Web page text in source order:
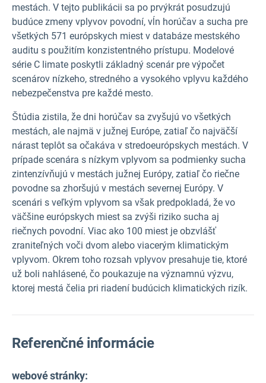
mestách. V tejto publikácii sa po prvýkrát posudzujú
budúce zmeny vplyvov povodní, vĺn horúčav a sucha pre
všetkých 571 európskych miest v databáze mestského
auditu s použitím konzistentného prístupu. Modelové
série C limate poskytli základný scenár pre výpočet
scenárov nízkeho, stredného a vysokého vplyvu každého
nebezpečenstva pre každé mesto.
Štúdia zistila, že dni horúčav sa zvyšujú vo všetkých
mestách, ale najmä v južnej Európe, zatiaľ čo najväčší
nárast teplôt sa očakáva v stredoeurópskych mestách. V
prípade scenára s nízkym vplyvom sa podmienky sucha
zintenzívňujú v mestách južnej Európy, zatiaľ čo riečne
povodne sa zhoršujú v mestách severnej Európy. V
scenári s veľkým vplyvom sa však predpokladá, že vo
väčšine európskych miest sa zvýši riziko sucha aj
riečnych povodní. Viac ako 100 miest je obzvlášť
zraniteľných voči dvom alebo viacerým klimatickým
vplyvom. Okrem toho rozsah vplyvov presahuje tie, ktoré
už boli nahlásené, čo poukazuje na významnú výzvu,
ktorej mestá čelia pri riadení budúcich klimatických rizík.
Referenčné informácie
webové stránky: